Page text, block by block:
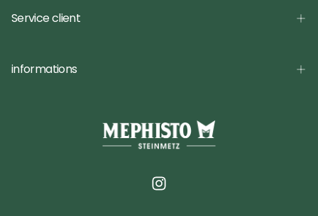
Service client
informations